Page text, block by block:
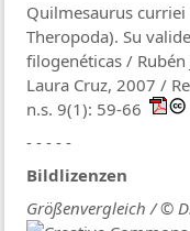
Quilmesaurus
Theropoda). Su
filogenéticas / Rubén
Laura Cruz, 2007 /
n.s. 9(1): 59-66
- - - - -
Bildlizenzen
Größenvergleich / ©